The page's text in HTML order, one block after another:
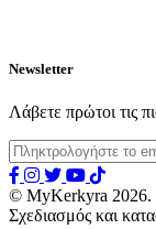
Newsletter
Λάβετε πρώτοι τις
© MyKerkyra 2026.
Σχεδιασμός και